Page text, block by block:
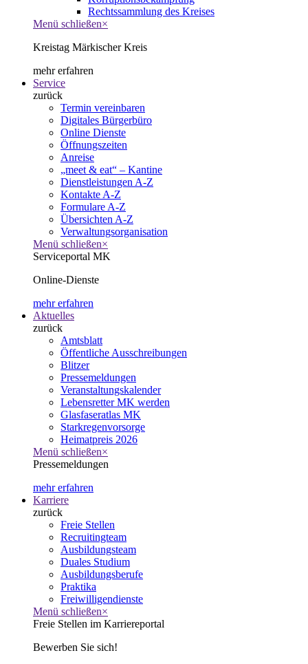
Rechtssammlung des Kreises
Menü schließen×
Kreistag Märkischer Kreis
mehr erfahren
Service
zurück
Termin vereinbaren
Digitales Bürgerbüro
Online Dienste
Öffnungszeiten
Anreise
„meet & eat“ – Kantine
Dienstleistungen A-Z
Kontakte A-Z
Formulare A-Z
Übersichten A-Z
Verwaltungsorganisation
Menü schließen×
Serviceportal MK
Online-Dienste
mehr erfahren
Aktuelles
zurück
Amtsblatt
Öffentliche Ausschreibungen
Blitzer
Pressemeldungen
Veranstaltungskalender
Lebensretter MK werden
Glasfaseratlas MK
Starkregenvorsorge
Heimatpreis 2026
Menü schließen×
Pressemeldungen
mehr erfahren
Karriere
zurück
Freie Stellen
Recruitingteam
Ausbildungsteam
Duales Studium
Ausbildungsberufe
Praktika
Freiwilligendienste
Menü schließen×
Freie Stellen im Karriereportal
Bewerben Sie sich!